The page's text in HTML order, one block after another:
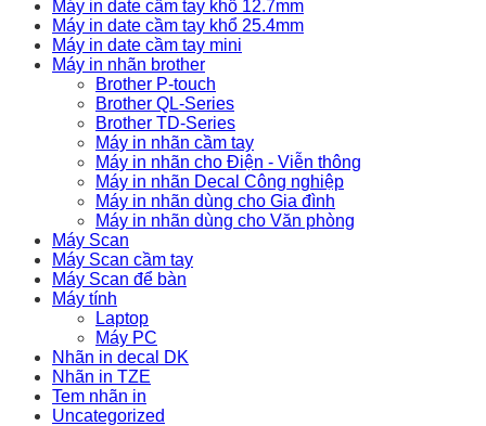
Máy in date cầm tay khổ 12.7mm
Máy in date cầm tay khổ 25.4mm
Máy in date cầm tay mini
Máy in nhãn brother
Brother P-touch
Brother QL-Series
Brother TD-Series
Máy in nhãn cầm tay
Máy in nhãn cho Điện - Viễn thông
Máy in nhãn Decal Công nghiệp
Máy in nhãn dùng cho Gia đình
Máy in nhãn dùng cho Văn phòng
Máy Scan
Máy Scan cầm tay
Máy Scan để bàn
Máy tính
Laptop
Máy PC
Nhãn in decal DK
Nhãn in TZE
Tem nhãn in
Uncategorized